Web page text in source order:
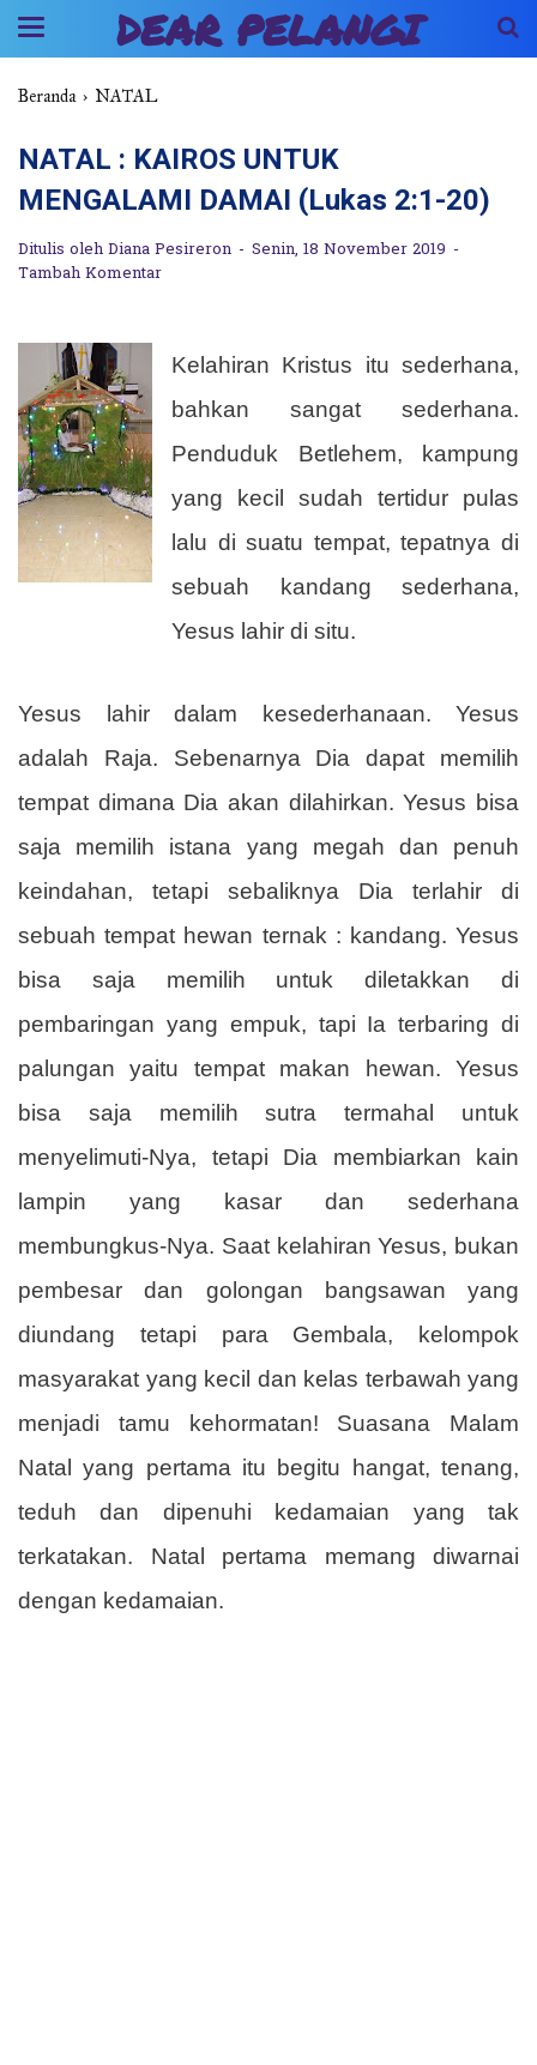
DEAR PELANGI
Beranda › NATAL
NATAL : KAIROS UNTUK
MENGALAMI DAMAI (Lukas 2:1-20)
Ditulis oleh Diana Pesireron
Senin, 18 November 2019
Tambah Komentar
Kelahiran Kristus itu sederhana,
bahkan sangat sederhana.
Penduduk Betlehem, kampung
yang kecil sudah tertidur pulas
lalu di suatu tempat, tepatnya di
sebuah kandang sederhana,
Yesus lahir di situ.
Yesus lahir dalam kesederhanaan. Yesus
adalah Raja. Sebenarnya Dia dapat memilih
tempat dimana Dia akan dilahirkan. Yesus bisa
saja memilih istana yang megah dan penuh
keindahan, tetapi sebaliknya Dia terlahir di
sebuah tempat hewan ternak : kandang. Yesus
bisa saja memilih untuk diletakkan di
pembaringan yang empuk, tapi Ia terbaring di
palungan yaitu tempat makan hewan. Yesus
bisa saja memilih sutra termahal untuk
menyelimuti-Nya, tetapi Dia membiarkan kain
lampin yang kasar dan sederhana
membungkus-Nya. Saat kelahiran Yesus, bukan
pembesar dan golongan bangsawan yang
diundang tetapi para Gembala, kelompok
masyarakat yang kecil dan kelas terbawah yang
menjadi tamu kehormatan! Suasana Malam
Natal yang pertama itu begitu hangat, tenang,
teduh dan dipenuhi kedamaian yang tak
terkatakan. Natal pertama memang diwarnai
dengan kedamaian.